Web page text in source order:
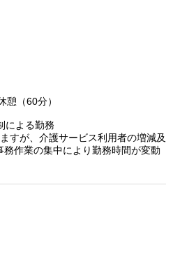
（60分）
による勤務
すが、介護サービス利用者の増減及
作業の集中により勤務時間が変動